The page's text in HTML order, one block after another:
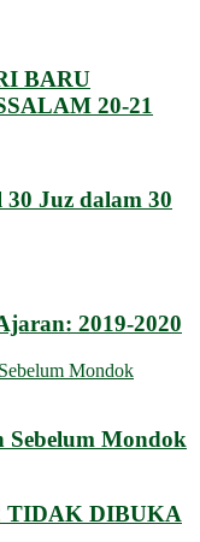
BARU
20-21
Juz dalam 30
2019-2020
Sebelum Mondok
TIDAK DIBUKA